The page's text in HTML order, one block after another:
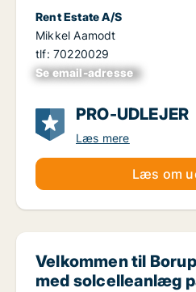
Rent Estate A/S
Mikkel Aamodt
tlf: 70220029
Se email-adresse
xxxxxxxxxxxxxxxx
PRO-UDLEJER
Læs mere
Læs om
Velkommen til
med solcelleanlæg